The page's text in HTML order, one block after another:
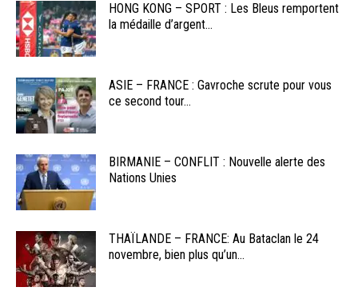
HONG KONG – SPORT : Les Bleus remportent
la médaille d’argent...
ASIE – FRANCE : Gavroche scrute pour vous
ce second tour...
BIRMANIE – CONFLIT : Nouvelle alerte des
Nations Unies
THAÏLANDE – FRANCE: Au Bataclan le 24
novembre, bien plus qu’un...